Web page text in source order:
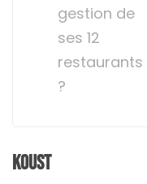
gestion de
ses 12
restaurants
?
Koust